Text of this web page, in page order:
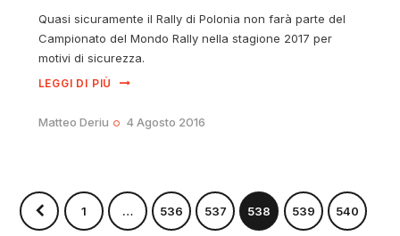
Quasi sicuramente il Rally di Polonia non farà parte del
Campionato del Mondo Rally nella stagione 2017 per
motivi di sicurezza.
LEGGI DI PIÙ
Matteo Deriu 4 Agosto 2016
1 … 536 537 538 539 540